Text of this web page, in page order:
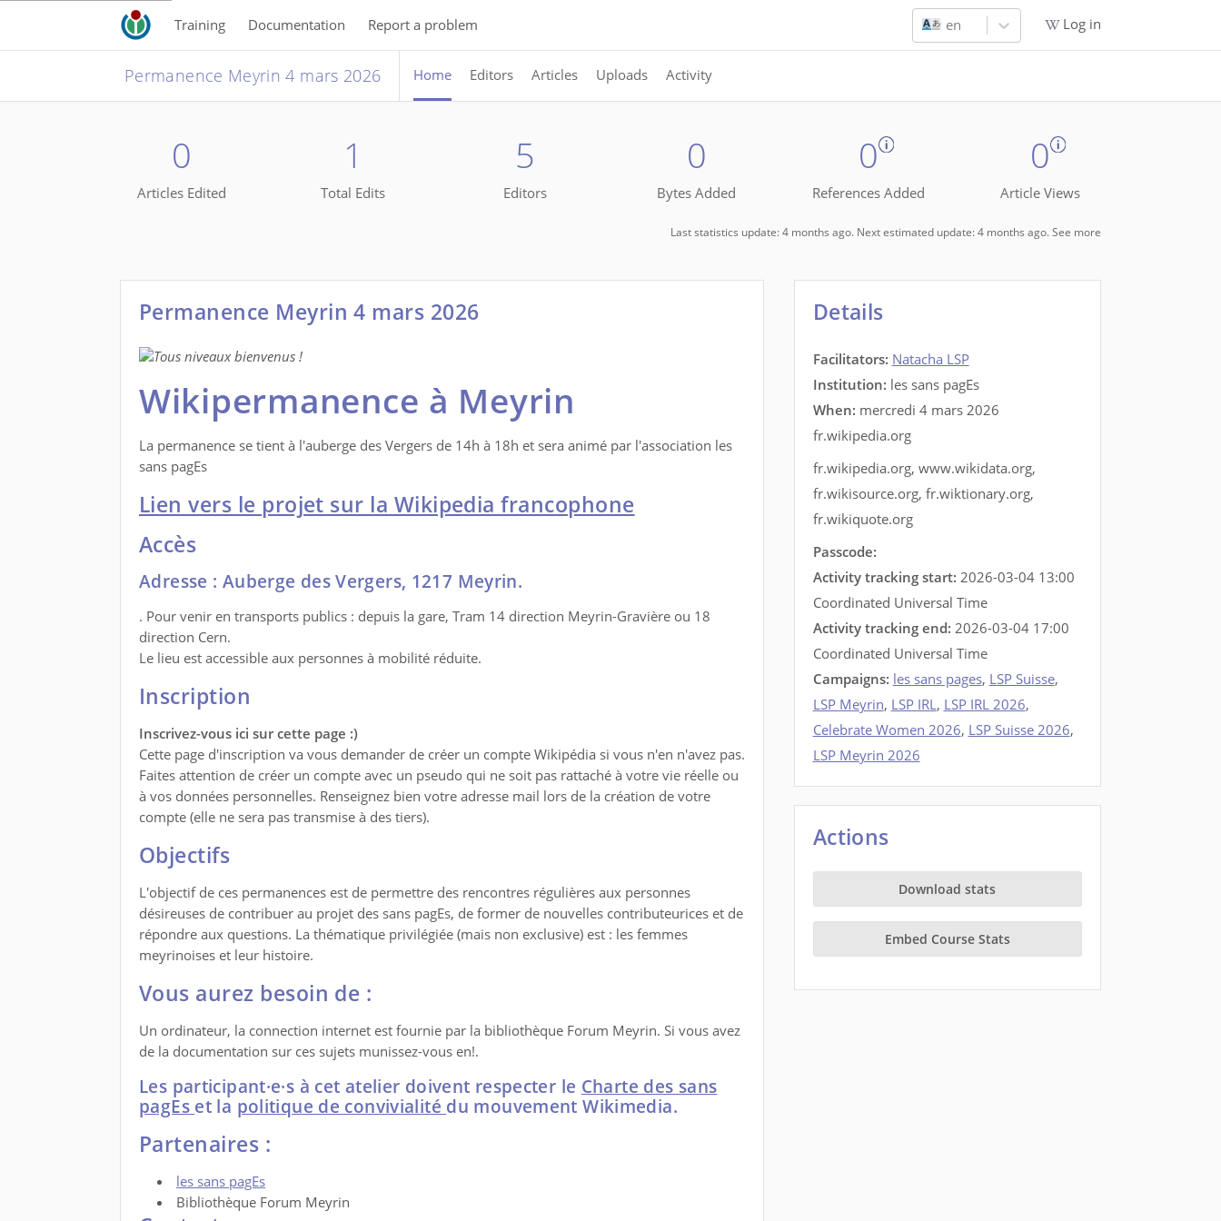
Training Documentation Report a problem en Log in
Permanence Meyrin 4 mars 2026 Home Editors Articles Uploads Activity
0
Articles Edited
1
Total Edits
5
Editors
0
Bytes Added
0
References Added
0
Article Views
Last statistics update: 4 months ago. Next estimated update: 4 months ago.See more
Permanence Meyrin 4 mars 2026
Tous niveaux bienvenus !
Wikipermanence à Meyrin
La permanence se tient à l'auberge des Vergers de 14h à 18h et sera animé par l'association les
sans pagEs
Lien vers le projet sur la Wikipedia francophone
Accès
Adresse : Auberge des Vergers, 1217 Meyrin.
. Pour venir en transports publics : depuis la gare, Tram 14 direction Meyrin-Gravière ou 18
direction Cern.
Le lieu est accessible aux personnes à mobilité réduite.
Inscription
Inscrivez-vous ici sur cette page :)
Cette page d'inscription va vous demander de créer un compte Wikipédia si vous n'en n'avez pas.
Faites attention de créer un compte avec un pseudo qui ne soit pas rattaché à votre vie réelle ou
à vos données personnelles. Renseignez bien votre adresse mail lors de la création de votre
compte (elle ne sera pas transmise à des tiers).
Objectifs
L'objectif de ces permanences est de permettre des rencontres régulières aux personnes
désireuses de contribuer au projet des sans pagEs, de former de nouvelles contributeurices et de
répondre aux questions. La thématique privilégiée (mais non exclusive) est : les femmes
meyrinoises et leur histoire.
Vous aurez besoin de :
Un ordinateur, la connection internet est fournie par la bibliothèque Forum Meyrin. Si vous avez
de la documentation sur ces sujets munissez-vous en!.
Les participant·e·s à cet atelier doivent respecter le Charte des sans
pagEs et la politique de convivialité du mouvement Wikimedia.
Partenaires :
les sans pagEs
Bibliothèque Forum Meyrin
Details
Facilitators: Natacha LSP
Institution: les sans pagEs
When: mercredi 4 mars 2026
fr.wikipedia.org
fr.wikipedia.org, www.wikidata.org,
fr.wikisource.org, fr.wiktionary.org,
fr.wikiquote.org
Passcode:
Activity tracking start: 2026-03-04 13:00
Coordinated Universal Time
Activity tracking end: 2026-03-04 17:00
Coordinated Universal Time
Campaigns: les sans pages, LSP Suisse,
LSP Meyrin, LSP IRL, LSP IRL 2026,
Celebrate Women 2026, LSP Suisse 2026,
LSP Meyrin 2026
Actions
Download stats
Embed Course Stats